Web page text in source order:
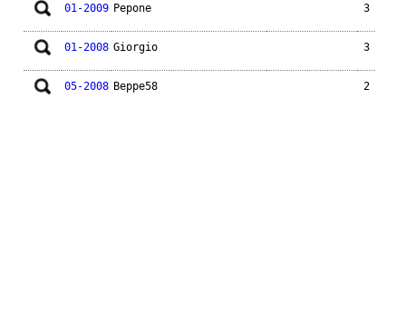
01-2009 Pepone 3
01-2008 Giorgio 3
05-2008 Beppe58 2